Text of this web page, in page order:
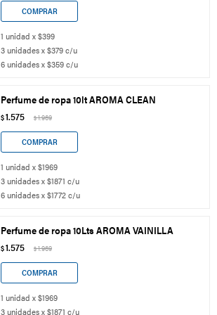
1 unidad x $399
3 unidades x $379 c/u
6 unidades x $359 c/u
Perfume de ropa 10lt AROMA CLEAN
$1.575 $1.969
1 unidad x $1969
3 unidades x $1871 c/u
6 unidades x $1772 c/u
Perfume de ropa 10Lts AROMA VAINILLA
$1.575 $1.969
1 unidad x $1969
3 unidades x $1871 c/u